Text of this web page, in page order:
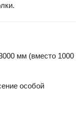
мм (вместо 1000
особой